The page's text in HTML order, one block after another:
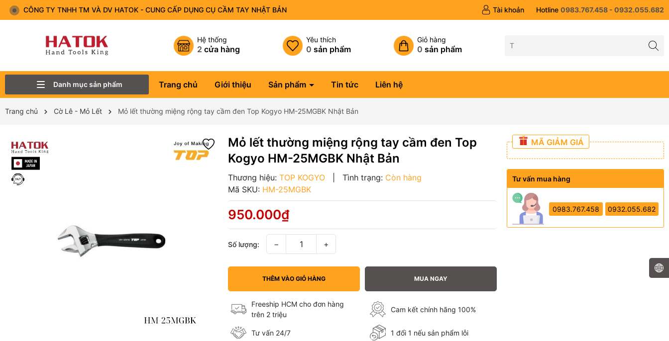
CÔNG TY TNHH TM VÀ DV HATOK - CUNG CẤP DỤNG CỤ CẦM TAY NHẬT BẢN Tài khoản Hotline 0983.767.458 - 0932.055.682
Hệ thống
2 cửa hàng
Yêu thích
0 sản phẩm
Giỏ hàng
0 sản phẩm
Danh mục sản phẩm Trang chủ Giới thiệu Sản phẩm Tin tức Liên hệ
Trang chủ Cờ Lê - Mỏ Lết Mỏ lết thường miệng rộng tay cầm đen Top Kogyo HM-25MGBK Nhật Bản
Mỏ lết thường miệng rộng tay cầm đen Top
Kogyo HM-25MGBK Nhật Bản
Thương hiệu: TOP KOGYO Tình trạng: Còn hàng
Mã SKU: HM-25MGBK
950.000₫
Số lượng: − +
THÊM VÀO GIỎ HÀNG MUA NGAY
Freeship HCM cho đơn hàng
trên 2 triệu
Cam kết chính hãng 100%
Tư vấn 24/7 1 đổi 1 nếu sản phẩm lỗi
MÃ GIẢM GIÁ
Tư vấn mua hàng
0983.767.458 0932.055.682